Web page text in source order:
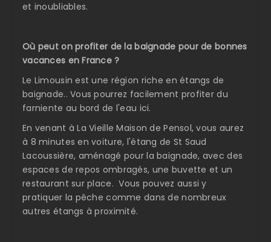
et inoubliables.
Où peut on profiter de la baignade pour de bonnes
vacances en France ?
Le Limousin est une région riche en étangs de
baignade.. Vous pourrez facilement profiter du
farniente au bord de l'eau ici.
En venant à La Vieille Maison de Pensol, vous aurez
à 8 minutes en voiture, l'étang de St Saud
Lacoussière, aménagé pour la baignade, avec des
espaces de repos ombragés, une buvette et un
restaurant sur place. Vous pouvez aussi y
pratiquer la pêche comme dans de nombreux
autres étangs à proximité.